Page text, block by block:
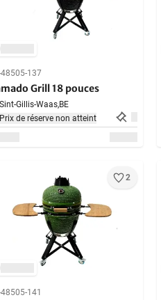
137
Grill 18 pouces
Sint-Gillis-Waas,BE
Prix de réserve non atteint
2
141